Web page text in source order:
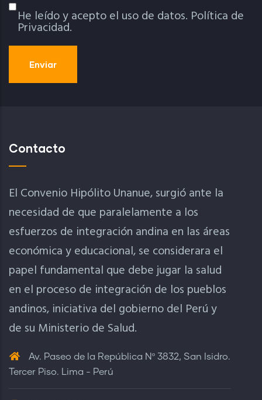
Política De Privacidad
He leído y acepto el uso de datos. Política de
Privacidad.
Contacto
El Convenio Hipólito Unanue, surgió ante la
necesidad de que paralelamente a los
esfuerzos de integración andina en las áreas
económica y educacional, se considerara el
papel fundamental que debe jugar la salud
en el proceso de integración de los pueblos
andinos, iniciativa del gobierno del Perú y
de su Ministerio de Salud.
Av. Paseo de la República Nº 3832, San Isidro.
Tercer Piso. Lima - Perú